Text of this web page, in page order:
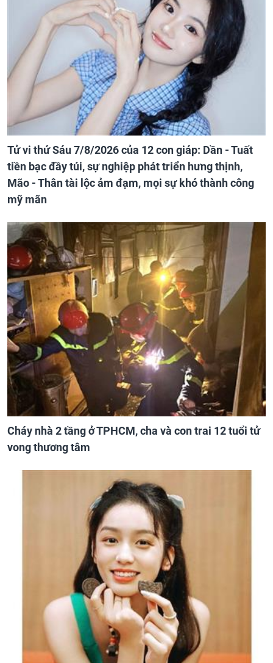
Tử vi thứ Sáu 7/8/2026 của 12 con giáp: Dần - Tuất
tiền bạc đầy túi, sự nghiệp phát triển hưng thịnh,
Mão - Thân tài lộc ảm đạm, mọi sự khó thành công
mỹ mãn
Cháy nhà 2 tầng ở TPHCM, cha và con trai 12 tuổi tử
vong thương tâm